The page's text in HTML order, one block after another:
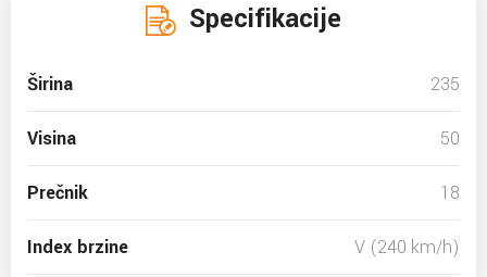
Specifikacije
Širina 235
Visina 50
Prečnik 18
Index brzine V (240 km/h)